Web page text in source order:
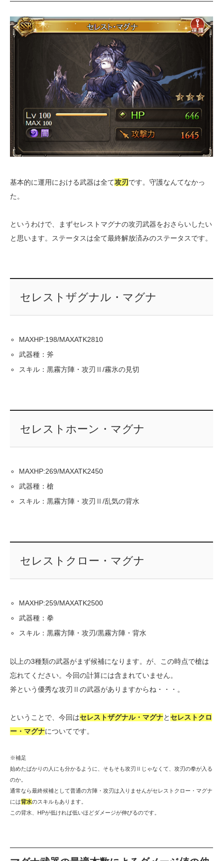
基本的に運用における武器は全て攻刃です。守護なんてなかっ
た。
というわけで、まずセレストマグナの攻刃武器をおさらいしたい
と思います。ステータスは全て最終解放済みのステータスです。
セレストザグナル・マグナ
MAXHP:198/MAXATK2810
武器種：斧
スキル：黒霧方陣・攻刃Ⅱ/霧氷の見切
セレストホーン・マグナ
MAXHP:269/MAXATK2450
武器種：槍
スキル：黒霧方陣・攻刃Ⅱ/乱気の背水
セレストクロー・マグナ
MAXHP:259/MAXATK2500
武器種：拳
スキル：黒霧方陣・攻刃/黒霧方陣・背水
以上の3種類の武器がまず候補になります。が、この時点で槍は
忘れてください。今回の計算には含まれていません。
斧という優秀な攻刃Ⅱの武器がありますからね・・・。
ということで、今回はセレストザグナル・マグナとセレストクロ
ー・マグナについてです。
※補足
始めたばかりの人にも分かるように、そもそも攻刃Ⅱじゃなくて、攻刃の拳が入る
のか。
通常なら最終候補として普通の方陣・攻刃は入りませんがセレストクロー・マグナ
には背水のスキルもあります。
この背水、HPが低ければ低いほどダメージが伸びるのです。